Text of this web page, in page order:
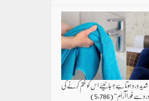
درد ہوتا ہے؟ جانیئے اس کو ختم کرنے کی
سے فوراً آرام“(5,786)